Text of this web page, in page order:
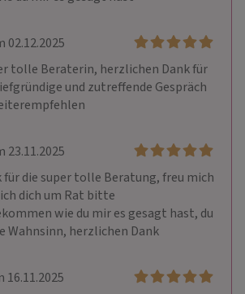
02.12.2025
tolle Beraterin, herzlichen Dank für
und zutreffende Gespräch
23.11.2025
für die super tolle Beratung, freu mich
dich um Rat bitte
wie du mir es gesagt hast, du
Wahnsinn, herzlichen Dank
16.11.2025